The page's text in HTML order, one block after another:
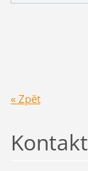
« Zpět
Kontakt